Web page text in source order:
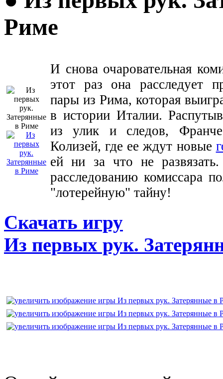
Риме
И снова очаровательная
этот раз она расследует
пары из Рима, которая
в истории Италии.
из улик и следов,
Колизей, где ее ждут новые
ей ни за что не
расследованию комиссара
"лотерейную" тайну!
Скачать игру
Из первых рук.